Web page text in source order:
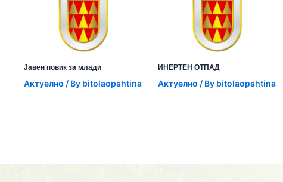
Јавен повик за млади
Aктуелно / By bitolaopshtina
ИНЕРТЕН ОТПАД
Aктуелно / By bitolaopshtina